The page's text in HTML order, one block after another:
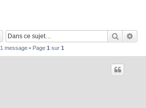
1 message • Page 1 sur 1